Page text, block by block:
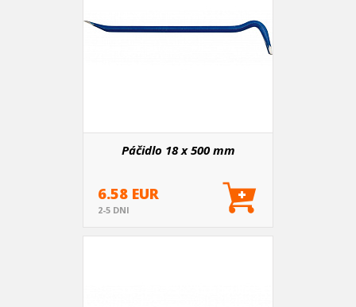
Páčidlo 18 x 500 mm
6.58 EUR
2-5 DNI